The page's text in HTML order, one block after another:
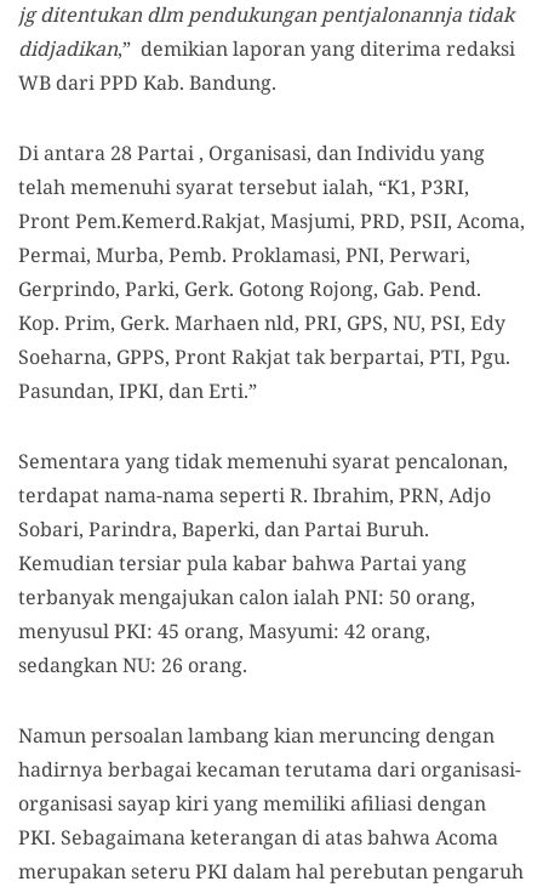
jg ditentukan dlm pendukungan pentjalonannja tidak
didjadikan,” demikian laporan yang diterima redaksi
WB dari PPD Kab. Bandung.
Di antara 28 Partai , Organisasi, dan Individu yang
telah memenuhi syarat tersebut ialah, “K1, P3RI,
Pront Pem.Kemerd.Rakjat, Masjumi, PRD, PSII, Acoma,
Permai, Murba, Pemb. Proklamasi, PNI, Perwari,
Gerprindo, Parki, Gerk. Gotong Rojong, Gab. Pend.
Kop. Prim, Gerk. Marhaen nld, PRI, GPS, NU, PSI, Edy
Soeharna, GPPS, Pront Rakjat tak berpartai, PTI, Pgu.
Pasundan, IPKI, dan Erti.”
Sementara yang tidak memenuhi syarat pencalonan,
terdapat nama-nama seperti R. Ibrahim, PRN, Adjo
Sobari, Parindra, Baperki, dan Partai Buruh.
Kemudian tersiar pula kabar bahwa Partai yang
terbanyak mengajukan calon ialah PNI: 50 orang,
menyusul PKI: 45 orang, Masyumi: 42 orang,
sedangkan NU: 26 orang.
Namun persoalan lambang kian meruncing dengan
hadirnya berbagai kecaman terutama dari organisasi-
organisasi sayap kiri yang memiliki afiliasi dengan
PKI. Sebagaimana keterangan di atas bahwa Acoma
merupakan seteru PKI dalam hal perebutan pengaruh